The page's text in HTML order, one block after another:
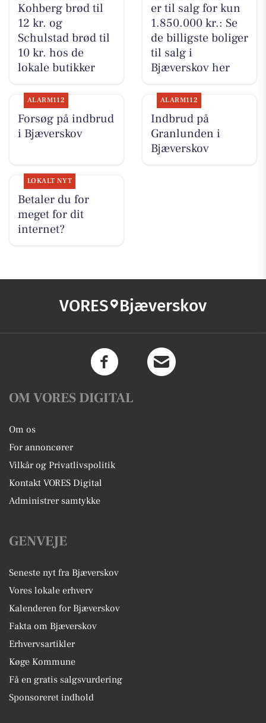
Kohberg brød til
12 kr. og
Schulstad brød til
10 kr. hos de
lokale butikker
er til salg for kun
1.850.000 kr.: Se
de billigste boliger
til salg i
Bjæverskov her
ALARM112
Forsøg på indbrud
i Bjæverskov
ALARM112
Indbrud på
Granlunden i
Bjæverskov
LOKALT NYT
Betaler du for
meget for dit
internet?
VORES Bjæverskov
OM VORES DIGITAL
Om os
For annoncører
Vilkår og Privatlivspolitik
Kontakt VORES Digital
Administrer samtykke
GENVEJE
Seneste nyt fra Bjæverskov
Vores lokale erhverv
Kalenderen for Bjæverskov
Fakta om Bjæverskov
Erhvervsartikler
Køge Kommune
Få en gratis salgsvurdering
Sponsoreret indhold